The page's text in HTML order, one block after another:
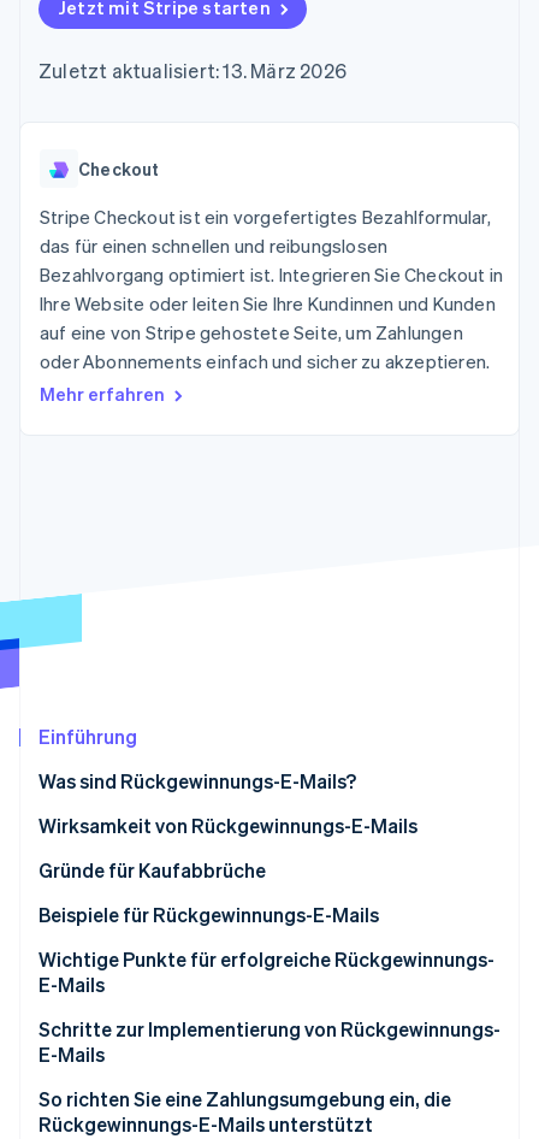
Zugriff auf mehr als
Terminal
Optimierung der
Autorisierungsraten
Link
Beschleunigter
Bezahlvorgang
Financial
Connections
Verbundene
Finanzdaten
Data Pipeline
Datensynchronisierung
Mehr
Climate
Stripe-Sessions 2026
Erfahren Sie, wie Stripe Lösungen für die
Jetzt ansehen
Geldmanagement
SaaS
KI-Unternehmen
Creator Economy
Gaming
Bewirtung, Reisen und
Freizeit
Versicherungen
Medien und
Unterhaltung
Organisationen
Marktplatz auf
Abonnementverwaltung
nutzungsbasierte
geht´s
Bereitstellung und
Verwaltung von
Diensten mit Agenten
Ressourcen
Produkt-Roadmap
Karriere
Stripe Press
Kontakt
Sales-Team
kontaktieren
Partner werden
Jetzt mit Stripe starten
Zuletzt aktualisiert: 13. März 2026
Checkout
Stripe Checkout ist ein vorgefertigtes Bezahlformular,
das für einen schnellen und reibungslosen
Bezahlvorgang optimiert ist. Integrieren Sie Checkout in
Ihre Website oder leiten Sie Ihre Kundinnen und Kunden
auf eine von Stripe gehostete Seite, um Zahlungen
oder Abonnements einfach und sicher zu akzeptieren.
Mehr erfahren
Einführung
Was sind Rückgewinnungs-E-Mails?
Wirksamkeit von Rückgewinnungs-E-Mails
Gründe für Kaufabbrüche
Beispiele für Rückgewinnungs-E-Mails
Rückgewinnungs-E-Mails mit Erinnerungscharakter
Wichtige Punkte für erfolgreiche Rückgewinnungs-
E-Mails
Zeitpunkt
Häufigkeit
Schritte zur Implementierung von Rückgewinnungs-
E-Mails
So richten Sie eine Zahlungsumgebung ein, die
Rückgewinnungs-E-Mails unterstützt